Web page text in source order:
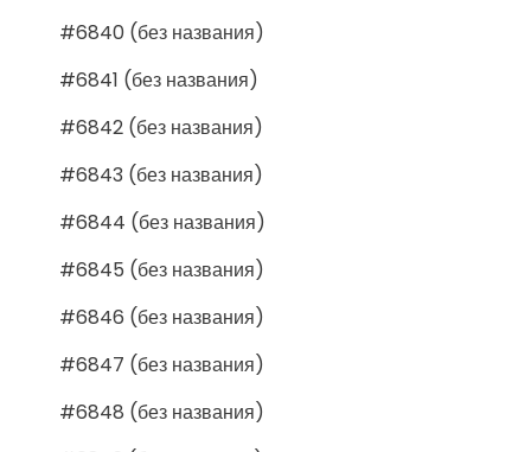
#6840 (без названия)
#6841 (без названия)
#6842 (без названия)
#6843 (без названия)
#6844 (без названия)
#6845 (без названия)
#6846 (без названия)
#6847 (без названия)
#6848 (без названия)